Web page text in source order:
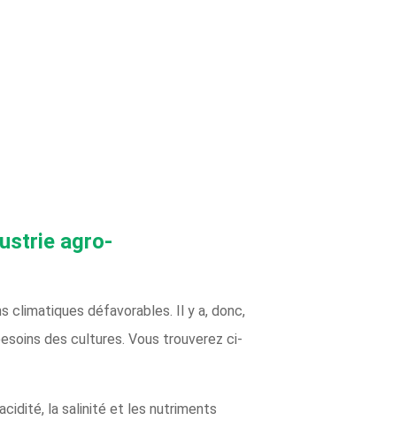
agro-
climatiques défavorables. Il y a, donc,
des cultures. Vous trouverez ci-
la salinité et les nutriments